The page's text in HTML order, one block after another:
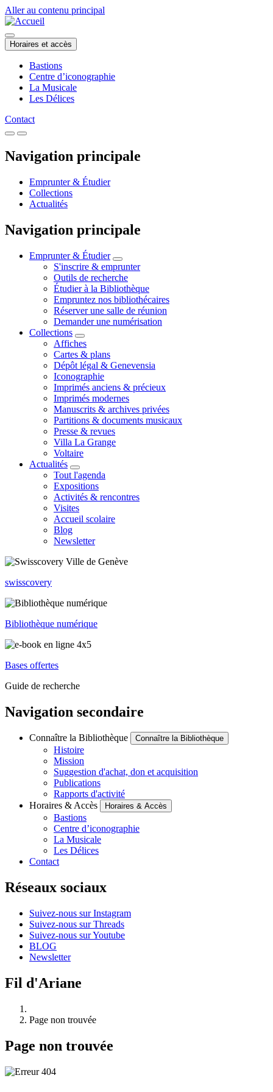
Aller au contenu principal
Horaires et accès
Bastions
Centre d’iconographie
La Musicale
Les Délices
Contact
Navigation principale
Emprunter & Étudier
Collections
Actualités
Navigation principale
Emprunter & Étudier
S'inscrire & emprunter
Outils de recherche
Étudier à la Bibliothèque
Empruntez nos bibliothécaires
Réserver une salle de réunion
Demander une numérisation
Collections
Affiches
Cartes & plans
Dépôt légal & Genevensia
Iconographie
Imprimés anciens & précieux
Imprimés modernes
Manuscrits & archives privées
Partitions & documents musicaux
Presse & revues
Villa La Grange
Voltaire
Actualités
Tout l'agenda
Expositions
Activités & rencontres
Visites
Accueil scolaire
Blog
Newsletter
swisscovery
Bibliothèque numérique
Bases offertes
Guide de recherche
Navigation secondaire
Connaître la Bibliothèque Connaître la Bibliothèque
Histoire
Mission
Suggestion d'achat, don et acquisition
Publications
Rapports d'activité
Horaires & Accès
Horaires & Accès
Bastions
Centre d’iconographie
La Musicale
Les Délices
Contact
Réseaux sociaux
Suivez-nous sur Instagram
Suivez-nous sur Threads
Suivez-nous sur Youtube
BLOG
Newsletter
Fil d'Ariane
Page non trouvée
Page non trouvée